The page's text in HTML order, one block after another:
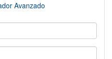
Avanzado